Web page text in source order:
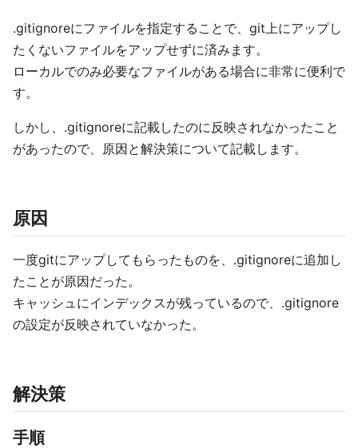
.gitignoreにファイルを指定することで、git上にアップし
たくないファイルをアップせずに済みます。
ローカルでのみ必要なファイルがある場合に非常に便利で
す。
しかし、.gitignoreに記載したのに反映されなかったこと
があったので、原因と解決策について記載します。
原因
一度gitにアップしてもらったものを、.gitignoreに追加し
たことが原因だった。
キャッシュにインデックスが残っているので、.gitignore
の設定が反映されていなかった。
解決策
手順